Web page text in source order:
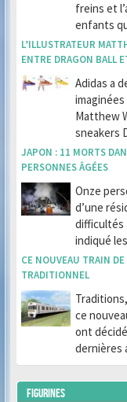
freins et
enfants
L’ILLUSTRATEUR
ENTRE DRAGON BALL
Adidas a
Matthew
sneakers
JAPON : 11 MORTS
PERSONNES ÂGÉES
Onze
d’une
difficultés
indiqué
CE NOUVEAU TRAIN
TRADITIONNEL
ce
ont
dernières
FIGURINES